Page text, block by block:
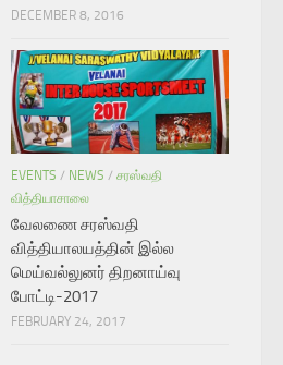
DECEMBER 8, 2016
EVENTS / NEWS / சரஸ்வதி
வித்தியாசாலை
வேலணை சரஸ்வதி
வித்தியாலயத்தின் இல்ல
மெய்வல்லுனர் திறனாய்வு
போட்டி-2017
FEBRUARY 24, 2017